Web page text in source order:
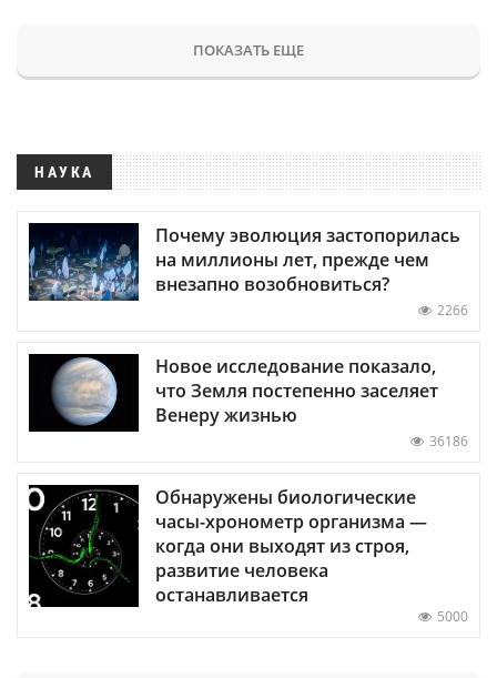
ПОКАЗАТЬ ЕЩЕ
НАУКА
Почему эволюция застопорилась
на миллионы лет, прежде чем
внезапно возобновиться?
2266
Новое исследование показало,
что Земля постепенно заселяет
Венеру жизнью
36186
Обнаружены биологические
часы-хронометр организма —
когда они выходят из строя,
развитие человека
останавливается
5000